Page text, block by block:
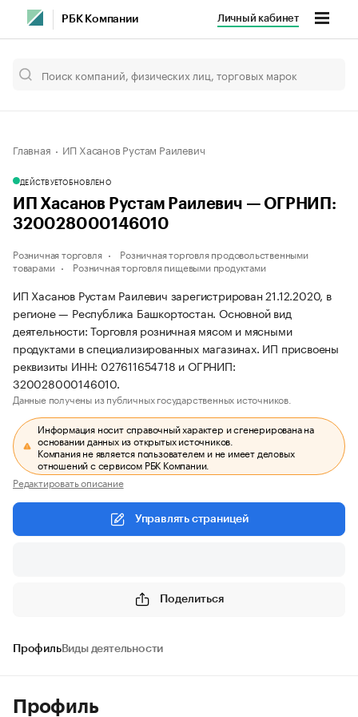
РБК Компании Личный кабинет
Главная ИП Хасанов Рустам Раилевич
ДЕЙСТВУЕТОБНОВЛЕНО
ИП Хасанов Рустам Раилевич — ОГРНИП:
320028000146010
Розничная торговля
Розничная торговля продовольственными
товарами
Розничная торговля пищевыми продуктами
ИП Хасанов Рустам Раилевич зарегистрирован 21.12.2020, в
регионе — Республика Башкортостан. Основной вид
деятельности: Торговля розничная мясом и мясными
продуктами в специализированных магазинах. ИП присвоены
реквизиты ИНН: 027611654718 и ОГРНИП:
320028000146010.
Данные получены из публичных государственных источников.
Информация носит справочный характер и сгенерирована на
основании данных из открытых источников.
Компания не является пользователем и не имеет деловых
отношений с сервисом РБК Компании.
Редактировать описание
Управлять страницей
Поделиться
ПрофильВиды деятельности
Профиль